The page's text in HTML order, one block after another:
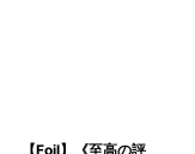
【Foil】《至高の評